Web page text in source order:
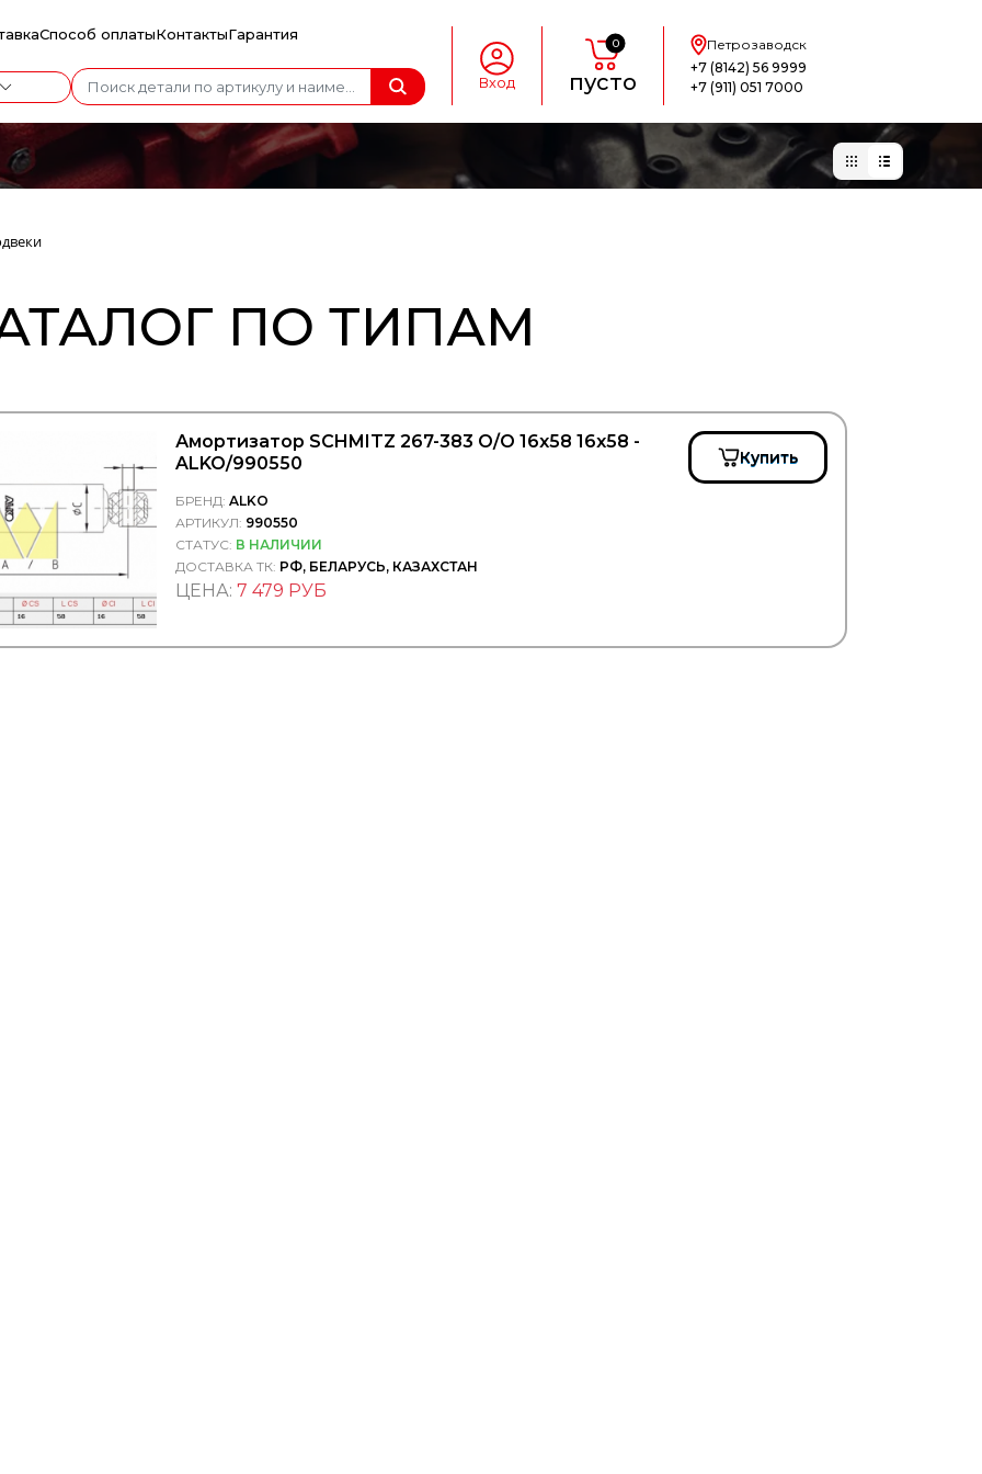
Способ оплатыКонтактыГарантия
Вход
0
пусто
Петрозаводск
+7 (8142) 56 9999
+7 (911) 051 7000
ПО ТИПАМ
Амортизатор SCHMITZ 267-383 O/O 16x58 16x58 -
ALKO/990550
БРЕНД:ALKO
АРТИКУЛ: 990550
СТАТУС: В НАЛИЧИИ
ДОСТАВКА ТК: РФ, БЕЛАРУСЬ, КАЗАХСТАН
ЦЕНА:7 479 РУБ
Купить